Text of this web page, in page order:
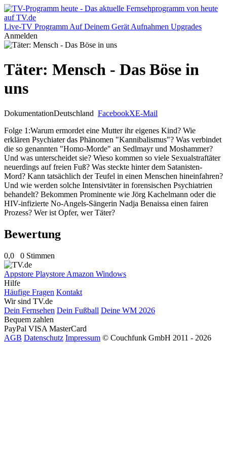
Live-TV Programm Auf Deinem Gerät Aufnahmen Upgrades
Anmelden
Täter: Mensch - Das Böse in
uns
DokumentationDeutschland FacebookXE-Mail
Folge 1:Warum ermordet eine Mutter ihr eigenes Kind? Wie
erklären Psychiater das Phänomen "Kannibalismus"? Was verbindet
die so genannten "Homo-Morde" an Sedlmayr und Moshammer?
Und was unterscheidet sie? Wieso kommen so viele Sexualstraftäter
neuerdings auf freien Fuß? Was steckte hinter dem Satanisten-
Mord? Kann tatsächlich der Teufel in einen Menschen hineinfahren?
Und wie werden solche Intensivtäter in forensischen Psychiatrien
behandelt? Bekommen Prominente wie Jörg Kachelmann oder die
HIV-infizierte No-Angels-Sängerin Nadja Benaissa einen fairen
Prozess? Wer ist Opfer, wer Täter?
Bewertung
0,0 0 Stimmen
Appstore Playstore Amazon Windows
Hilfe
Häufige Fragen Kontakt
Wir sind TV.de
Dein Fernsehen Dein Fußball Deine WM 2026
Bequem zahlen
PayPal VISA MasterCard
AGB Datenschutz Impressum © Couchfunk GmbH 2011 - 2026